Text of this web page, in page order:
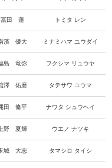
冨田 蓮 トミタ レン
濱 優大 ミナミハマ ユウダイ
島 竜弥 フクシマ リュウヤ
澤 佑磨 タテサワ ユウマ
田 脩平 ナワタ シュウヘイ
上野 夏輝 ウエノ ナツキ
城 大志 タマシロ タイシ